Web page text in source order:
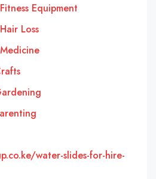
Equipment
Loss
water-slides-for-hire-